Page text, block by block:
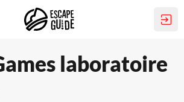
laboratoire